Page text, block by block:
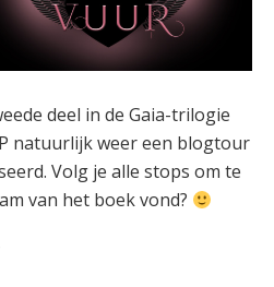
deel in de Gaia-trilogie
natuurlijk weer een blogtour
Volg je alle stops om te
van het boek vond?